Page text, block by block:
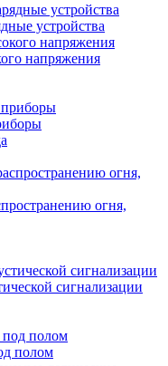
устройства
напряжения
огня,
сигнализации
полом